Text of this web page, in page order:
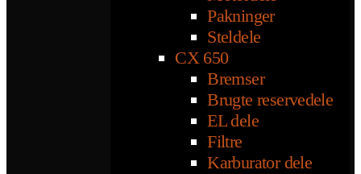
Pakninger
Steldele
CX 650
Bremser
Brugte reservedele
EL dele
Filtre
Karburator dele